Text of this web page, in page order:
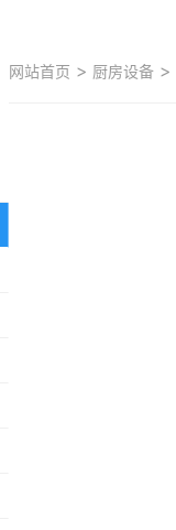
网站首页 > 厨房设备 >